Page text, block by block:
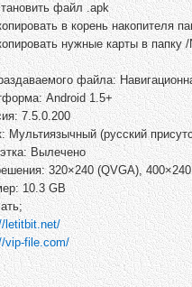
файл .apk
в корень накопителя
нужные карты в папку
файла:
Android 1.5+
7.5.0.200
Мультиязычный (русский
Вылечено
320×240 (QVGA),
10.3 GB
letitbit.net/
vip-file.com/